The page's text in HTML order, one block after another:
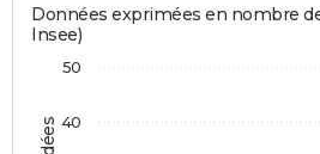
Données exprimées en nombre
Insee)
40
50